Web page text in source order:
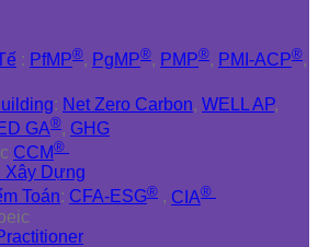
: PfMP®, PgMP®, PMP®, PMI-ACP®,
: Net Zero Carbon, WELL AP,
GA®, GHG
CCM®
Xây Dựng
Toán: CFA-ESG® , CIA®